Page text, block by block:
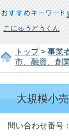
おすすめキーワード
こにゅうどうくん
トップ> 事業
市、融資、創
大規模小
問い合わせ番号